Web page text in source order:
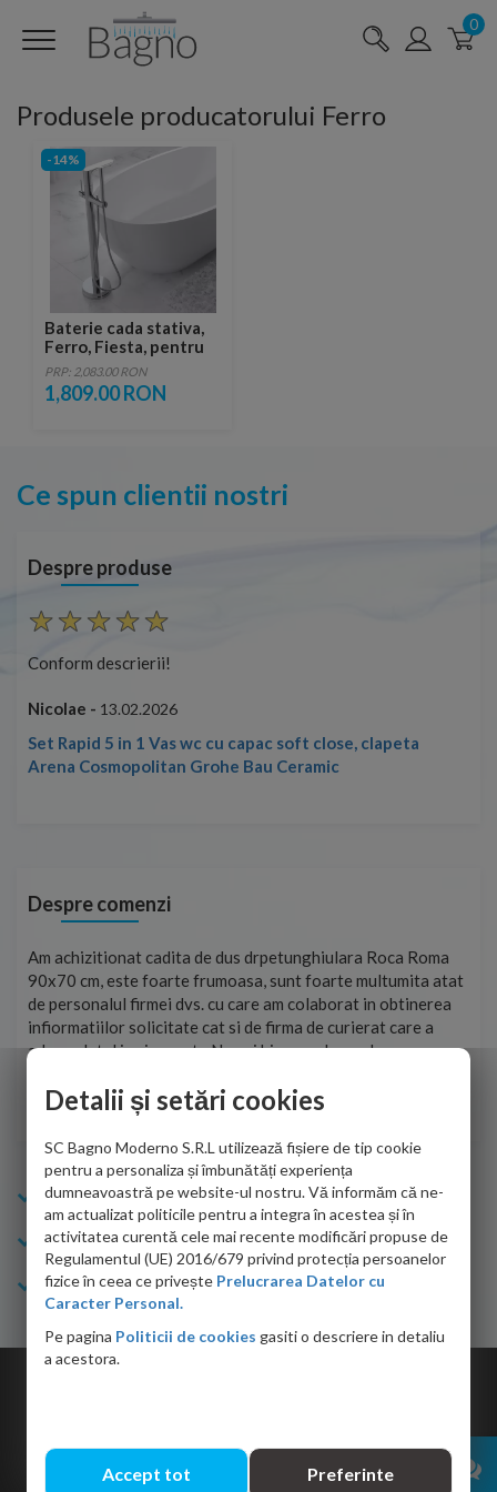
0
Produsele producatorului Ferro
-14%
Baterie cada stativa,
Ferro, Fiesta, pentru
cada freestanding,
crom
PRP: 2,083.00 RON
1,809.00 RON
Ce spun clientii nostri
Despre produse
Conform descrierii!
Nicolae - 13.02.2026
Set Rapid 5 in 1 Vas wc cu capac soft close, clapeta
Arena Cosmopolitan Grohe Bau Ceramic
Despre comenzi
Am achizitionat cadita de dus drpetunghiulara Roca Roma
90x70 cm, este foarte frumoasa, sunt foarte multumita atat
de personalul firmei dvs. cu care am colaborat in obtinerea
infiormatiilor solicitate cat si de firma de curierat care a
adus coletul in siguranta.Numai bine, va doresc!
Sofrone Viviana -28.07.2026
Info Bagno
Cumparaturi
Suport clienti
Copyright © 2026 Bagno.ro All right reserved. Powered by
Detalii și setări cookies
SC Bagno Moderno S.R.L utilizează fișiere de tip cookie
pentru a personaliza și îmbunătăți experiența
dumneavoastră pe website-ul nostru. Vă informăm că ne-
am actualizat politicile pentru a integra în acestea și în
activitatea curentă cele mai recente modificări propuse de
Regulamentul (UE) 2016/679 privind protecția persoanelor
fizice în ceea ce privește Prelucrarea Datelor cu
Caracter Personal.
Pe pagina Politicii de cookies gasiti o descriere in detaliu
a acestora.
Accept tot Preferinte